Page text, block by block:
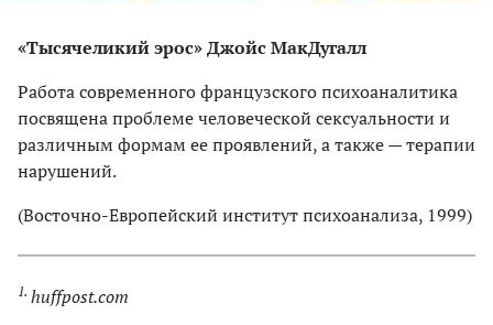
«Тысячеликий эрос» Джойс МакДугалл
Работа современного французского психоаналитика
посвящена проблеме человеческой сексуальности и
различным формам ее проявлений, а также — терапии
нарушений.
(Восточно-Европейский институт психоанализа, 1999)
1. huffpost.com